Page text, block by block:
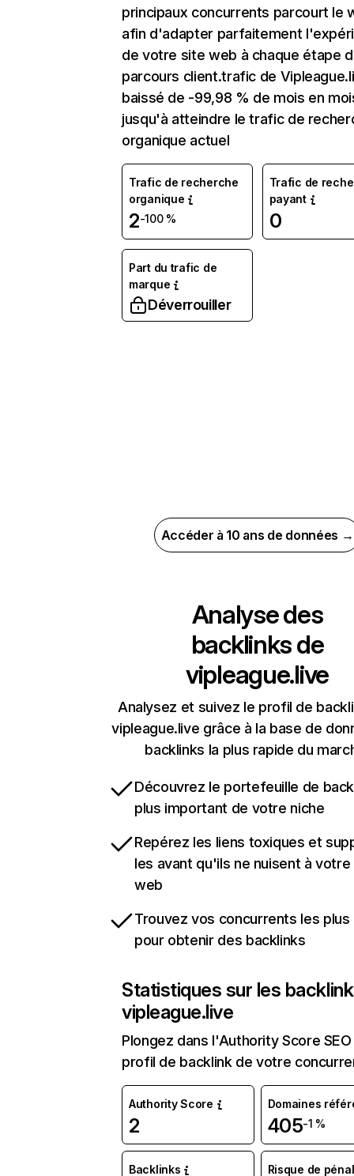
principaux concurrents parcourt le
afin d'adapter parfaitement
de votre site web à chaque étape
parcours client.trafic de
baissé de -99,98 % de mois en
jusqu'à atteindre le trafic de
organique actuel
Trafic de recherche
organique
2-100 %
Trafic de
payant
0
Part du trafic de
marque
Déverrouiller
Accéder à 10 ans de données →
Analyse des
backlinks de
vipleague.live
Analysez et suivez le profil de
vipleague.live grâce à la base de
backlinks la plus rapide du
Découvrez le portefeuille de
plus important de votre niche
Repérez les liens toxiques et
les avant qu'ils ne nuisent à
web
Trouvez vos concurrents les
pour obtenir des backlinks
Statistiques sur les
vipleague.live
Plongez dans l'Authority Score
profil de backlink de votre
Authority Score
2
Domaines
405-1 %
Backlinks Risque de